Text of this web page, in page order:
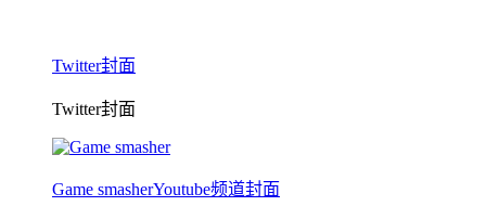
Twitter封面
Twitter封面
Game smasherYoutube频道封面